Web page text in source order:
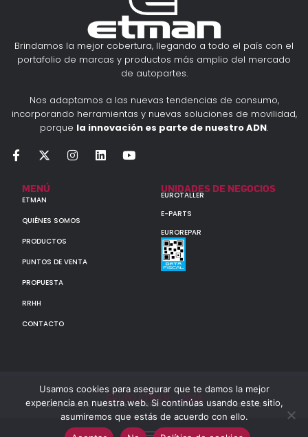
Brindamos la mejor cobertura, llegando a todo el país con el
portafolio de marcas y productos más amplio del mercado
de autopartes.
Nos adaptamos a las nuevas tendencias de consumo,
incorporando herramientas y nuevas soluciones de movilidad,
porque la innovación es parte de nuestro ADN.
MENÚ
ETMAN
QUIÉNES SOMOS
PRODUCTOS
PUNTOS DE VENTA
PROPUESTA
RRHH
CONTACTO
UNIDADES DE NEGOCIOS
EUROTALLER
E-PARTS
EUROREPAR
GRUPO ETMAN : : 2026
Todos los derechos reservados a MULTIORIGINAL PARTS S.A. (CUIT: 30-60142852-7)
Usamos cookies para asegurar que te damos la mejor
experiencia en nuestra web. Si continúas usando este sitio,
asumiremos que estás de acuerdo con ello.